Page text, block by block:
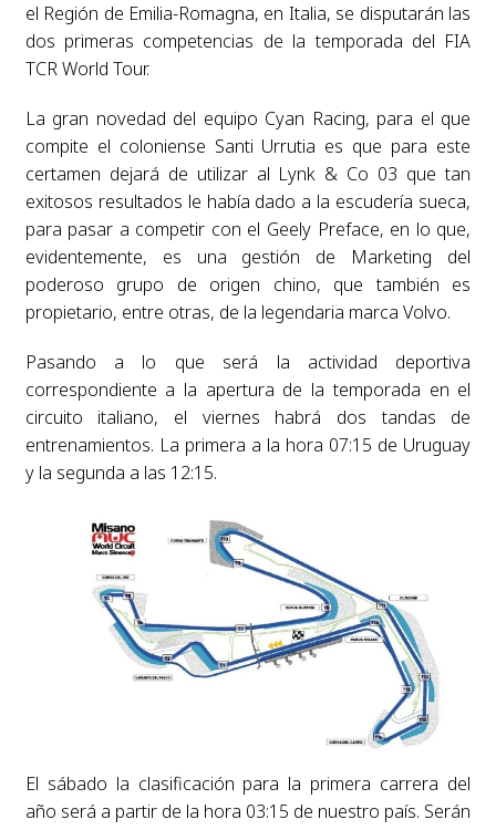
el Región de Emilia-Romagna, en Italia, se disputarán las
dos primeras competencias de la temporada del FIA
TCR World Tour.
La gran novedad del equipo Cyan Racing, para el que
compite el coloniense Santi Urrutia es que para este
certamen dejará de utilizar al Lynk & Co 03 que tan
exitosos resultados le había dado a la escudería sueca,
para pasar a competir con el Geely Preface, en lo que,
evidentemente, es una gestión de Marketing del
poderoso grupo de origen chino, que también es
propietario, entre otras, de la legendaria marca Volvo.
Pasando a lo que será la actividad deportiva
correspondiente a la apertura de la temporada en el
circuito italiano, el viernes habrá dos tandas de
entrenamientos. La primera a la hora 07:15 de Uruguay
y la segunda a las 12:15.
El sábado la clasificación para la primera carrera del
año será a partir de la hora 03:15 de nuestro país. Serán